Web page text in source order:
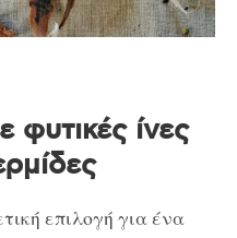
ίνες
επιλογή για ένα